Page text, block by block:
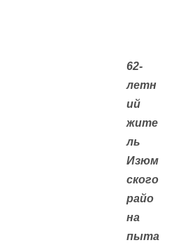
62-
летн
ий
жите
ль
Изюм
ского
райо
на
пыта